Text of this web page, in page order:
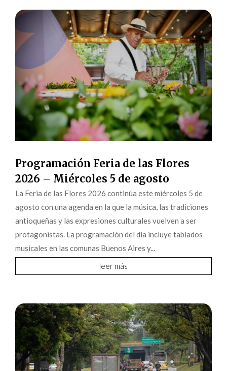
Programación Feria de las Flores
2026 – Miércoles 5 de agosto
La Feria de las Flores 2026 continúa este miércoles 5 de
agosto con una agenda en la que la música, las tradiciones
antioqueñas y las expresiones culturales vuelven a ser
protagonistas. La programación del día incluye tablados
musicales en las comunas Buenos Aires y...
leer más